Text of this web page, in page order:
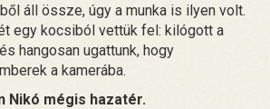
áll össze, úgy a munka is ilyen volt.
egy kocsiból vettük fel: kilógott a
hangosan ugattunk, hogy
a kamerába.
Nikó mégis hazatér.